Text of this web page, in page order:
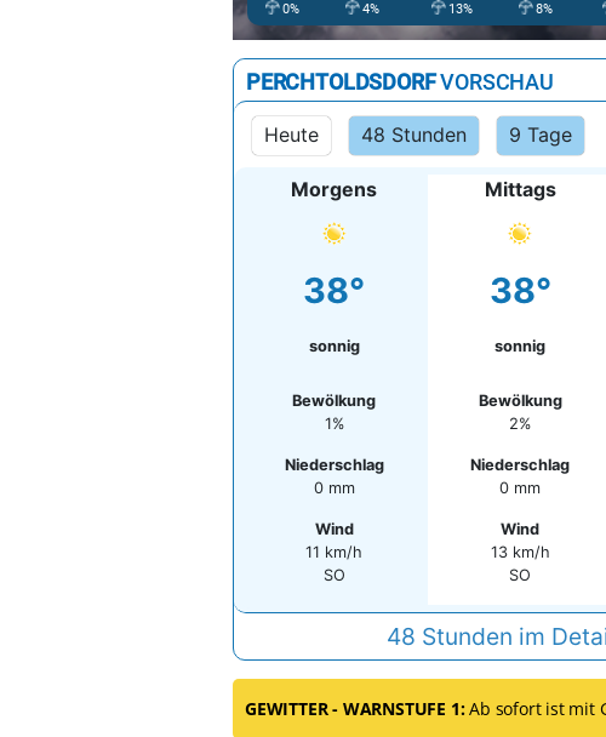
0% 4% 13% 8%
PERCHTOLDSDORFVORSCHAU
Heute 48 Stunden 9 Tage
Morgens
38°
sonnig
Bewölkung
1%
Niederschlag
0 mm
Wind
11 km/h
SO
Mittags
38°
sonnig
Bewölkung
2%
Niederschlag
0 mm
Wind
13 km/h
SO
48 Stunden im
GEWITTER - WARNSTUFE 1:Ab sofort ist mit